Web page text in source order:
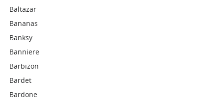
Baltazar
Bananas
Banksy
Banniere
Barbizon
Bardet
Bardone